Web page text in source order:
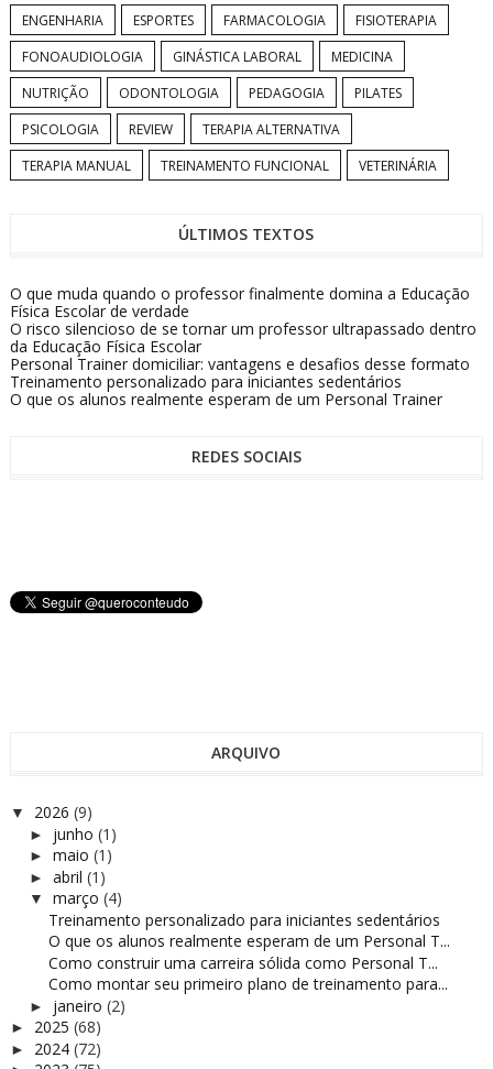
ENGENHARIA
ESPORTES FARMACOLOGIA
FISIOTERAPIA
FONOAUDIOLOGIA
GINÁSTICA LABORAL
MEDICINA
NUTRIÇÃO
ODONTOLOGIA PEDAGOGIA
PILATES
PSICOLOGIA
REVIEW
TERAPIA ALTERNATIVA
TERAPIA MANUAL
TREINAMENTO FUNCIONAL VETERINÁRIA
ÚLTIMOS TEXTOS
O que muda quando o professor finalmente domina a Educação
Física Escolar de verdade
O risco silencioso de se tornar um professor ultrapassado dentro
da Educação Física Escolar
Personal Trainer domiciliar: vantagens e desafios desse formato
Treinamento personalizado para iniciantes sedentários
O que os alunos realmente esperam de um Personal Trainer
REDES SOCIAIS
ARQUIVO
▼ 2026 (9)
► junho (1)
► maio (1)
► abril (1)
▼ março (4)
Treinamento personalizado para iniciantes sedentários
O que os alunos realmente esperam de um Personal T...
Como construir uma carreira sólida como Personal T...
Como montar seu primeiro plano de treinamento para...
► janeiro (2)
► 2025 (68)
► 2024 (72)